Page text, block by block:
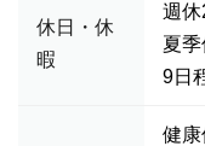
休日・休
暇
週休
夏
9日
健康